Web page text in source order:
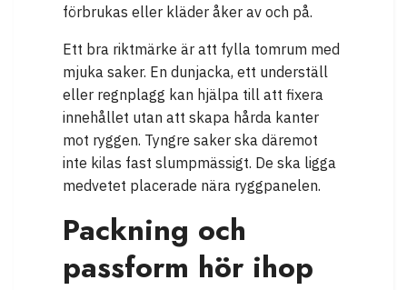
förbrukas eller kläder åker av och på.
Ett bra riktmärke är att fylla tomrum med
mjuka saker. En dunjacka, ett underställ
eller regnplagg kan hjälpa till att fixera
innehållet utan att skapa hårda kanter
mot ryggen. Tyngre saker ska däremot
inte kilas fast slumpmässigt. De ska ligga
medvetet placerade nära ryggpanelen.
Packning och
passform hör ihop